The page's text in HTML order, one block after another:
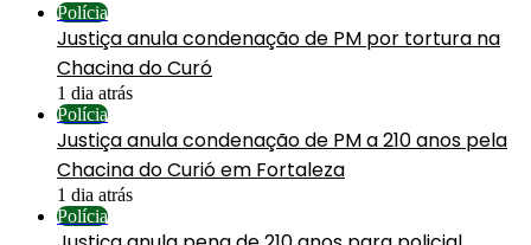
Polícia
Justiça anula condenação de PM por tortura na
Chacina do Curó
1 dia atrás
Polícia
Justiça anula condenação de PM a 210 anos pela
Chacina do Curió em Fortaleza
1 dia atrás
Polícia